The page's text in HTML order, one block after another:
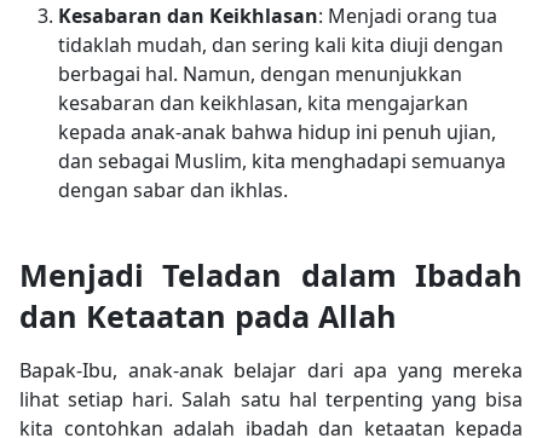
Kesabaran dan Keikhlasan: Menjadi orang tua
tidaklah mudah, dan sering kali kita diuji dengan
berbagai hal. Namun, dengan menunjukkan
kesabaran dan keikhlasan, kita mengajarkan
kepada anak-anak bahwa hidup ini penuh ujian,
dan sebagai Muslim, kita menghadapi semuanya
dengan sabar dan ikhlas.
Menjadi Teladan dalam Ibadah
dan Ketaatan pada Allah
Bapak-Ibu, anak-anak belajar dari apa yang mereka
lihat setiap hari. Salah satu hal terpenting yang bisa
kita contohkan adalah ibadah dan ketaatan kepada